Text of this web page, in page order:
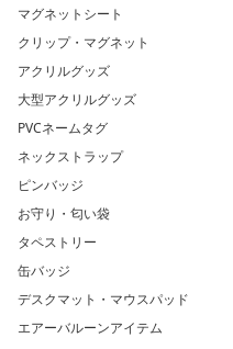
マグネットシート
クリップ・マグネット
アクリルグッズ
大型アクリルグッズ
PVCネームタグ
ネックストラップ
ピンバッジ
お守り・匂い袋
タペストリー
缶バッジ
デスクマット・マウスパッド
エアーバルーンアイテム